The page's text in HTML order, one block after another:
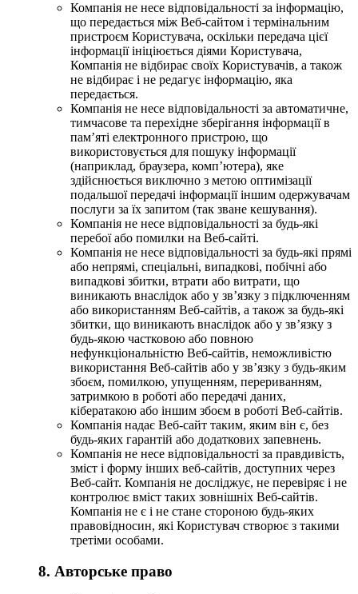
Компанія не несе відповідальності за інформацію,
що передається між Веб-сайтом і термінальним
пристроєм Користувача, оскільки передача цієї
інформації ініціюється діями Користувача,
Компанія не відбирає своїх Користувачів, а також
не відбирає і не редагує інформацію, яка
передається.
Компанія не несе відповідальності за автоматичне,
тимчасове та перехідне зберігання інформації в
пам’яті електронного пристрою, що
використовується для пошуку інформації
(наприклад, браузера, комп’ютера), яке
здійснюється виключно з метою оптимізації
подальшої передачі інформації іншим одержувачам
послуги за їх запитом (так зване кешування).
Компанія не несе відповідальності за будь-які
перебої або помилки на Веб-сайті.
Компанія не несе відповідальності за будь-які прямі
або непрямі, спеціальні, випадкові, побічні або
випадкові збитки, втрати або витрати, що
виникають внаслідок або у зв’язку з підключенням
або використанням Веб-сайтів, а також за будь-які
збитки, що виникають внаслідок або у зв’язку з
будь-якою частковою або повною
нефункціональністю Веб-сайтів, неможливістю
використання Веб-сайтів або у зв’язку з будь-яким
збоєм, помилкою, упущенням, перериванням,
затримкою в роботі або передачі даних,
кібератакою або іншим збоєм в роботі Веб-сайтів.
Компанія надає Веб-сайт таким, яким він є, без
будь-яких гарантій або додаткових запевнень.
Компанія не несе відповідальності за правдивість,
зміст і форму інших веб-сайтів, доступних через
Веб-сайт. Компанія не досліджує, не перевіряє і не
контролює вміст таких зовнішніх Веб-сайтів.
Компанія не є і не стане стороною будь-яких
правовідносин, які Користувач створює з такими
третіми особами.
8. Авторське право